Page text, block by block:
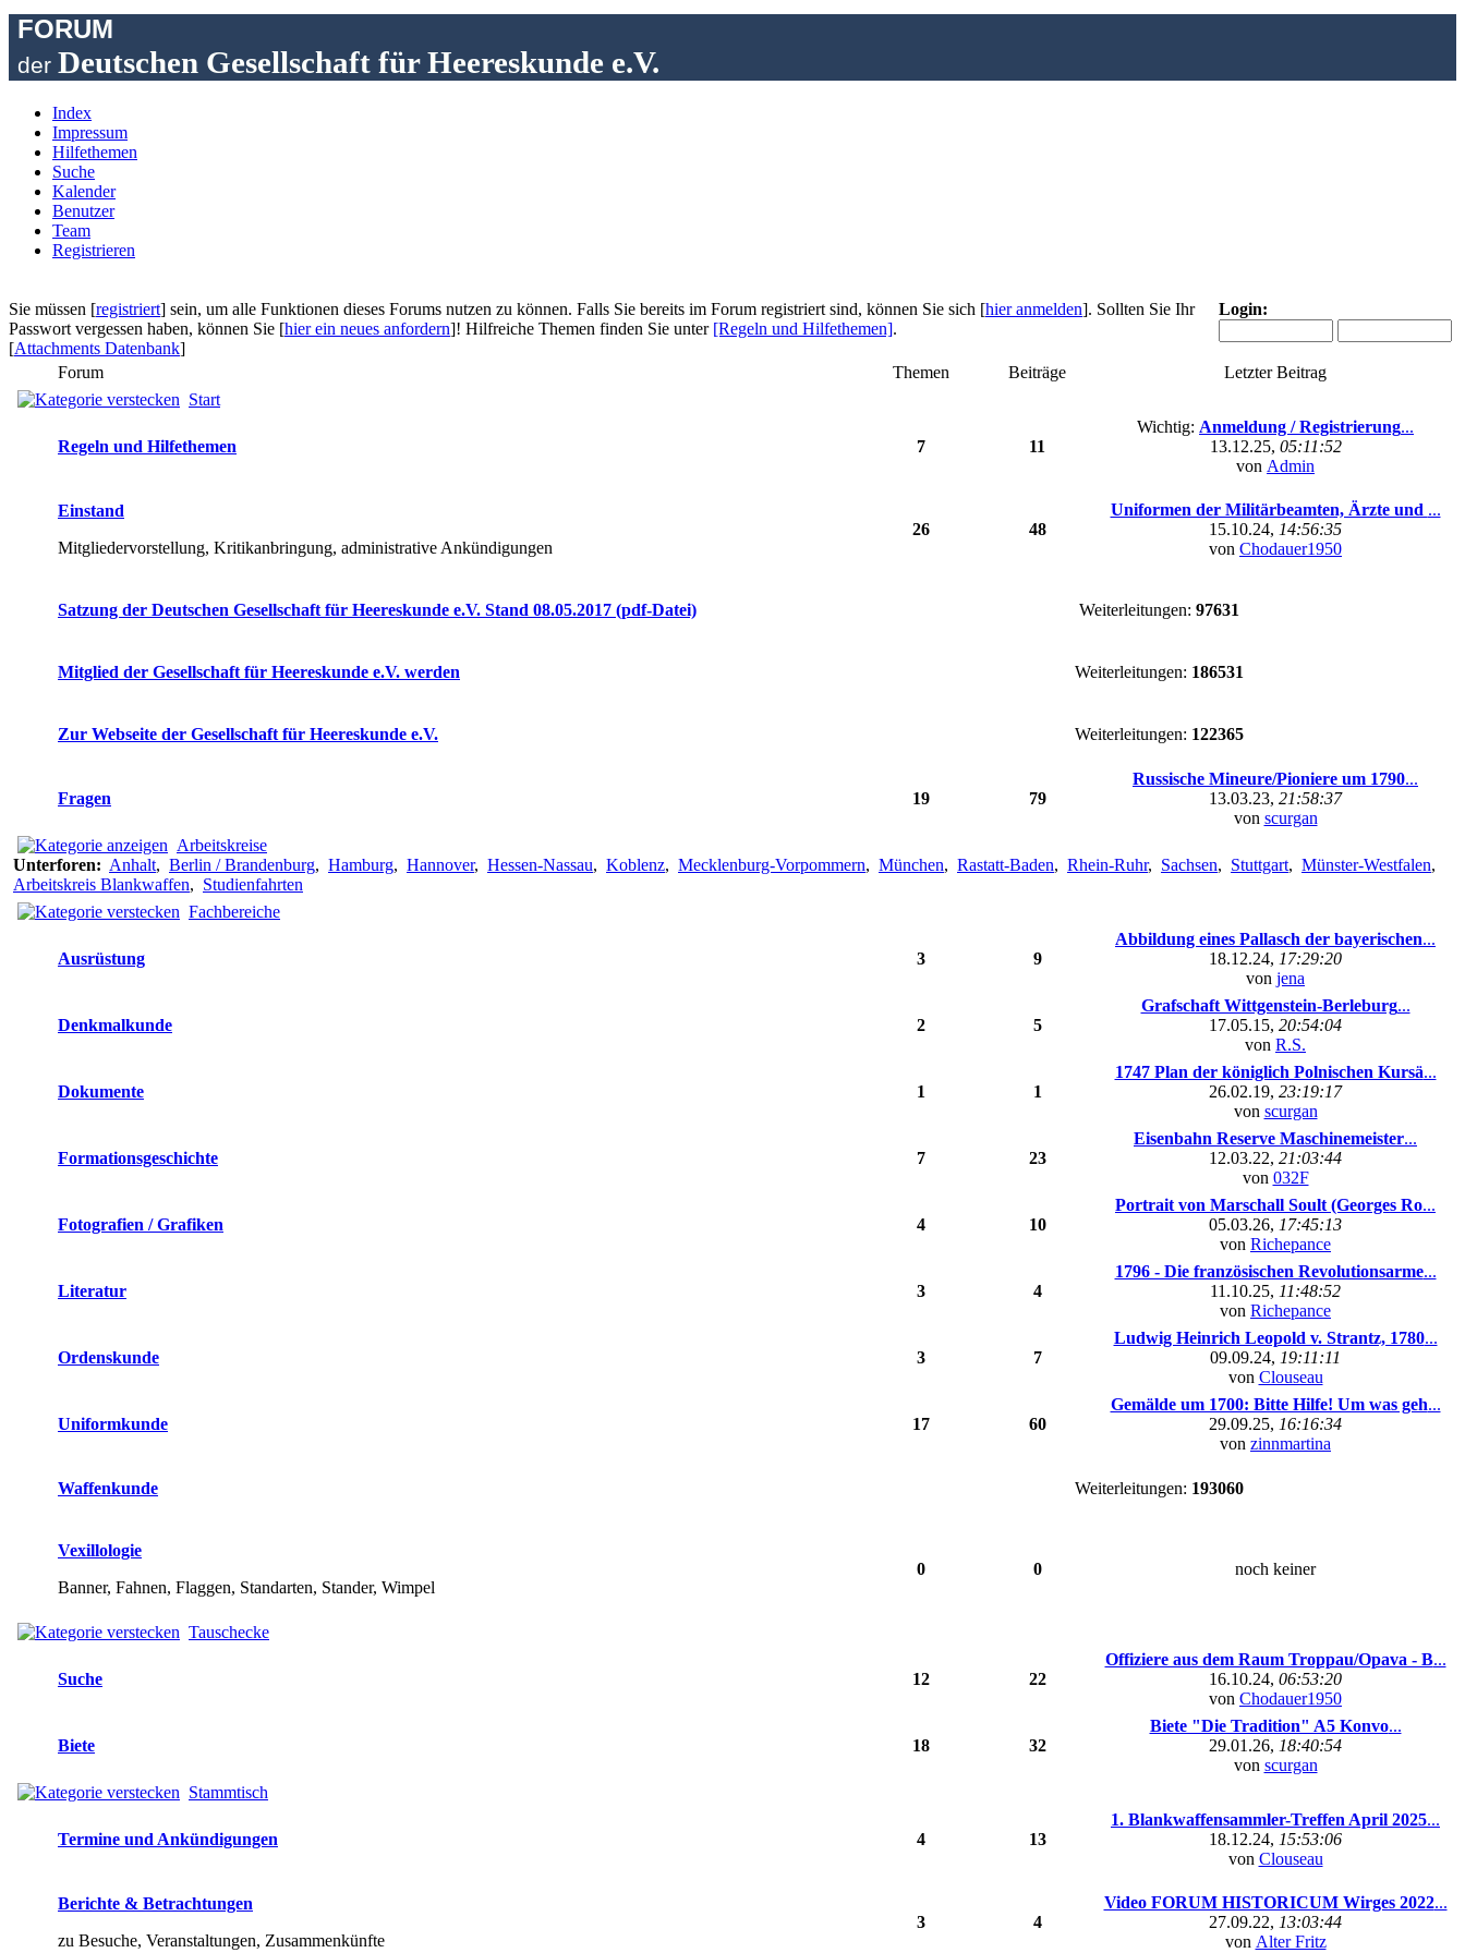
FORUM
der Deutschen Gesellschaft für Heereskunde e.V.
Index
Impressum
Hilfethemen
Suche
Kalender
Benutzer
Team
Registrieren
Login:
Sie müssen [registriert] sein, um alle Funktionen dieses Forums nutzen zu können. Falls Sie bereits im Forum registriert sind, können Sie sich [hier anmelden]. Sollten Sie Ihr
Passwort vergessen haben, können Sie [hier ein neues anfordern]! Hilfreiche Themen finden Sie unter [Regeln und Hilfethemen].
[Attachments Datenbank]
Forum
Themen Beiträge
Letzter Beitrag
Start
Regeln und Hilfethemen 7 11
Wichtig: Anmeldung / Registrierung...
13.12.25, 05:11:52
von Admin
Einstand
Mitgliedervorstellung, Kritikanbringung, administrative Ankündigungen
26 48
Uniformen der Militärbeamten, Ärzte und ...
15.10.24, 14:56:35
von Chodauer1950
Satzung der Deutschen Gesellschaft für Heereskunde e.V. Stand 08.05.2017 (pdf-Datei) Weiterleitungen: 97631
Mitglied der Gesellschaft für Heereskunde e.V. werden Weiterleitungen: 186531
Zur Webseite der Gesellschaft für Heereskunde e.V. Weiterleitungen: 122365
Fragen 19 79
Russische Mineure/Pioniere um 1790...
13.03.23, 21:58:37
von scurgan
Arbeitskreise
Unterforen: Anhalt, Berlin / Brandenburg, Hamburg, Hannover, Hessen-Nassau, Koblenz, Mecklenburg-Vorpommern, München, Rastatt-Baden, Rhein-Ruhr, Sachsen, Stuttgart, Münster-Westfalen,
Arbeitskreis Blankwaffen, Studienfahrten
Fachbereiche
Ausrüstung 3 9
Abbildung eines Pallasch der bayerischen...
18.12.24, 17:29:20
von jena
Denkmalkunde 2 5
Grafschaft Wittgenstein-Berleburg...
17.05.15, 20:54:04
von R.S.
Dokumente 1 1
1747 Plan der königlich Polnischen Kursä...
26.02.19, 23:19:17
von scurgan
Formationsgeschichte 7 23
Eisenbahn Reserve Maschinemeister...
12.03.22, 21:03:44
von 032F
Fotografien / Grafiken 4 10
Portrait von Marschall Soult (Georges Ro...
05.03.26, 17:45:13
von Richepance
Literatur 3 4
1796 - Die französischen Revolutionsarme...
11.10.25, 11:48:52
von Richepance
Ordenskunde 3 7
Ludwig Heinrich Leopold v. Strantz, 1780...
09.09.24, 19:11:11
von Clouseau
Uniformkunde 17 60
Gemälde um 1700: Bitte Hilfe! Um was geh...
29.09.25, 16:16:34
von zinnmartina
Waffenkunde Weiterleitungen: 193060
Vexillologie
Banner, Fahnen, Flaggen, Standarten, Stander, Wimpel
0 0 noch keiner
Tauschecke
Suche 12 22
Offiziere aus dem Raum Troppau/Opava - B...
16.10.24, 06:53:20
von Chodauer1950
Biete 18 32
Biete "Die Tradition" A5 Konvo...
29.01.26, 18:40:54
von scurgan
Stammtisch
Termine und Ankündigungen 4 13
1. Blankwaffensammler-Treffen April 2025...
18.12.24, 15:53:06
von Clouseau
Berichte & Betrachtungen
zu Besuche, Veranstaltungen, Zusammenkünfte
3 4
Video FORUM HISTORICUM Wirges 2022...
27.09.22, 13:03:44
von Alter Fritz